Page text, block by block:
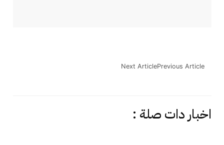
Previous Article
Next Article
اخبار دات صلة :